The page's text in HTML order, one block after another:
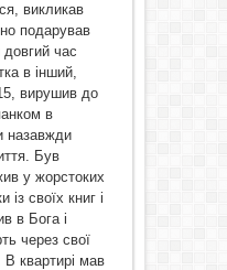
викликав
подарував
час
в інший,
вирушив до
в
назавжди
Був
у жорстоких
із своїх книг і
в Бога і
через свої
В квартирі мав